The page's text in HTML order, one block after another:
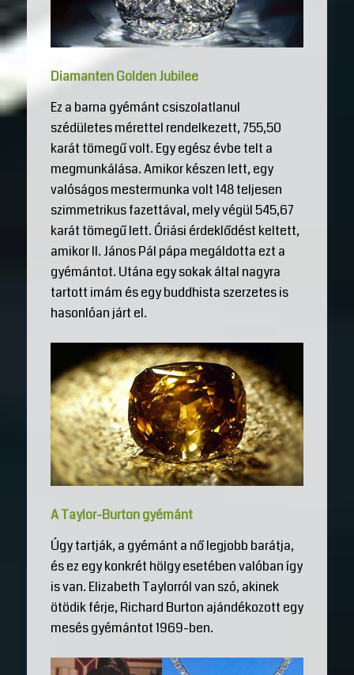
Diamanten Golden Jubilee
Ez a barna gyémánt csiszolatlanul
szédületes mérettel rendelkezett, 755,50
karát tömegű volt. Egy egész évbe telt a
megmunkálása. Amikor készen lett, egy
valóságos mestermunka volt 148 teljesen
szimmetrikus fazettával, mely végül 545,67
karát tömegű lett. Óriási érdeklődést keltett,
amikor II. János Pál pápa megáldotta ezt a
gyémántot. Utána egy sokak által nagyra
tartott imám és egy buddhista szerzetes is
hasonlóan járt el.
A Taylor-Burton gyémánt
Úgy tartják, a gyémánt a nő legjobb barátja,
és ez egy konkrét hölgy esetében valóban így
is van. Elizabeth Taylorról van szó, akinek
ötödik férje, Richard Burton ajándékozott egy
mesés gyémántot 1969-ben.